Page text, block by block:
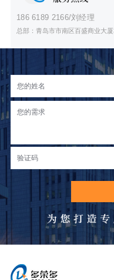
186 6189 2166/刘经理
总部：青岛市市南区百盛商业大